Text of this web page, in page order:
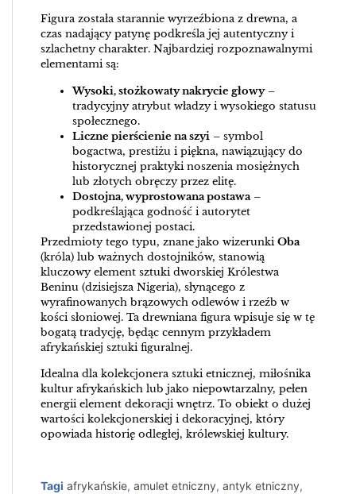
Figura została starannie wyrzeźbiona z drewna, a
czas nadający patynę podkreśla jej autentyczny i
szlachetny charakter. Najbardziej rozpoznawalnymi
elementami są:
Wysoki, stożkowaty nakrycie głowy–
tradycyjny atrybut władzy i wysokiego statusu
społecznego.
Liczne pierścienie na szyi – symbol
bogactwa, prestiżu i piękna, nawiązujący do
historycznej praktyki noszenia mosiężnych
lub złotych obręczy przez elitę.
Dostojna, wyprostowana postawa –
podkreślająca godność i autorytet
przedstawionej postaci.
Przedmioty tego typu, znane jako wizerunkiOba
(króla) lub ważnych dostojników, stanowią
kluczowy element sztuki dworskiej Królestwa
Beninu (dzisiejsza Nigeria), słynącego z
wyrafinowanych brązowych odlewów i rzeźb w
kości słoniowej. Ta drewniana figura wpisuje się w tę
bogatą tradycję, będąc cennym przykładem
afrykańskiej sztuki figuralnej.
Idealna dla kolekcjonera sztuki etnicznej, miłośnika
kultur afrykańskich lub jako niepowtarzalny, pełen
energii element dekoracji wnętrz. To obiekt o dużej
wartości kolekcjonerskiej i dekoracyjnej, który
opowiada historię odległej, królewskiej kultury.
Tagi afrykańskie, amulet etniczny, antyk etniczny,